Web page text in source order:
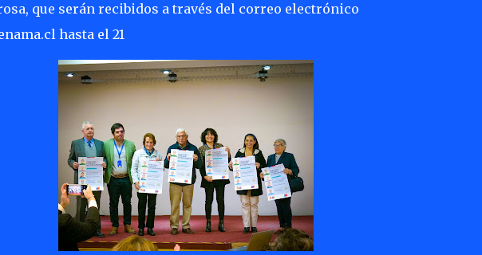
que serán recibidos a través del correo electrónico
hasta el 21